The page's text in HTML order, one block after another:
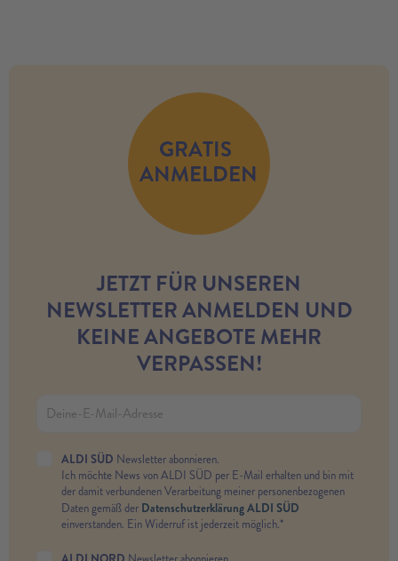
GRATIS
ANMELDEN
JETZT FÜR UNSEREN
NEWSLETTER ANMELDEN UND
KEINE ANGEBOTE MEHR
VERPASSEN!
ALDI SÜD Newsletter abonnieren.
Ich möchte News von ALDI SÜD per E-Mail erhalten und bin mit
der damit verbundenen Verarbeitung meiner personenbezogenen
Daten gemäß der Datenschutzerklärung ALDI SÜD
einverstanden. Ein Widerruf ist jederzeit möglich.*